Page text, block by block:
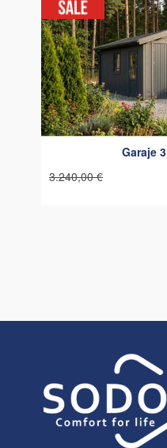
Garaje
3.240,00 €